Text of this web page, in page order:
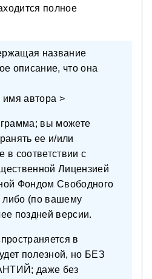
полное
название
описание, что она
имя автора >
вы можете
ее и/или
в соответствии с
Лицензией
Фондом Свободного
либо (по вашему
поздней версии.
в
полезной, но БЕЗ
даже без